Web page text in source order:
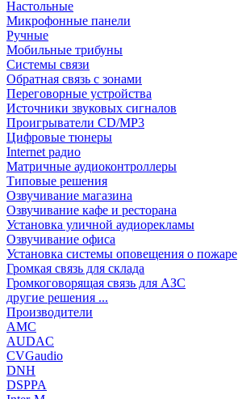
Настольные
Микрофонные панели
Ручные
Мобильные трибуны
Системы связи
Обратная связь с зонами
Переговорные устройства
Источники звуковых сигналов
Проигрыватели CD/MP3
Цифровые тюнеры
Internet радио
Матричные аудиоконтроллеры
Типовые решения
Озвучивание магазина
Озвучивание кафе и ресторана
Установка уличной аудиорекламы
Озвучивание офиса
Установка системы оповещения о пожаре
Громкая связь для склада
Громкоговорящая связь для АЗС
другие решения ...
Производители
AMC
AUDAC
CVGaudio
DNH
DSPPA